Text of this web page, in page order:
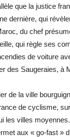
que la justice
dernière, qui
du chef
qui règle ses
de voiture
des Saugeraies,
de la ville
de cyclisme,
les villes
aux « go-fast »